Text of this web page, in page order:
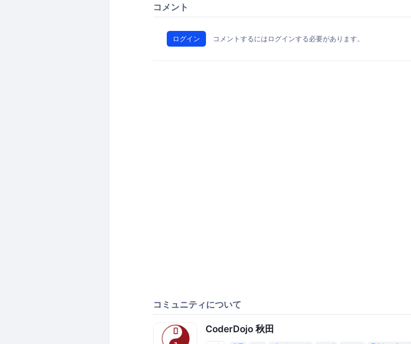
コメント
ログイン コメントするにはログインする必要があります。
コミュニティについて
CoderDojo 秋田